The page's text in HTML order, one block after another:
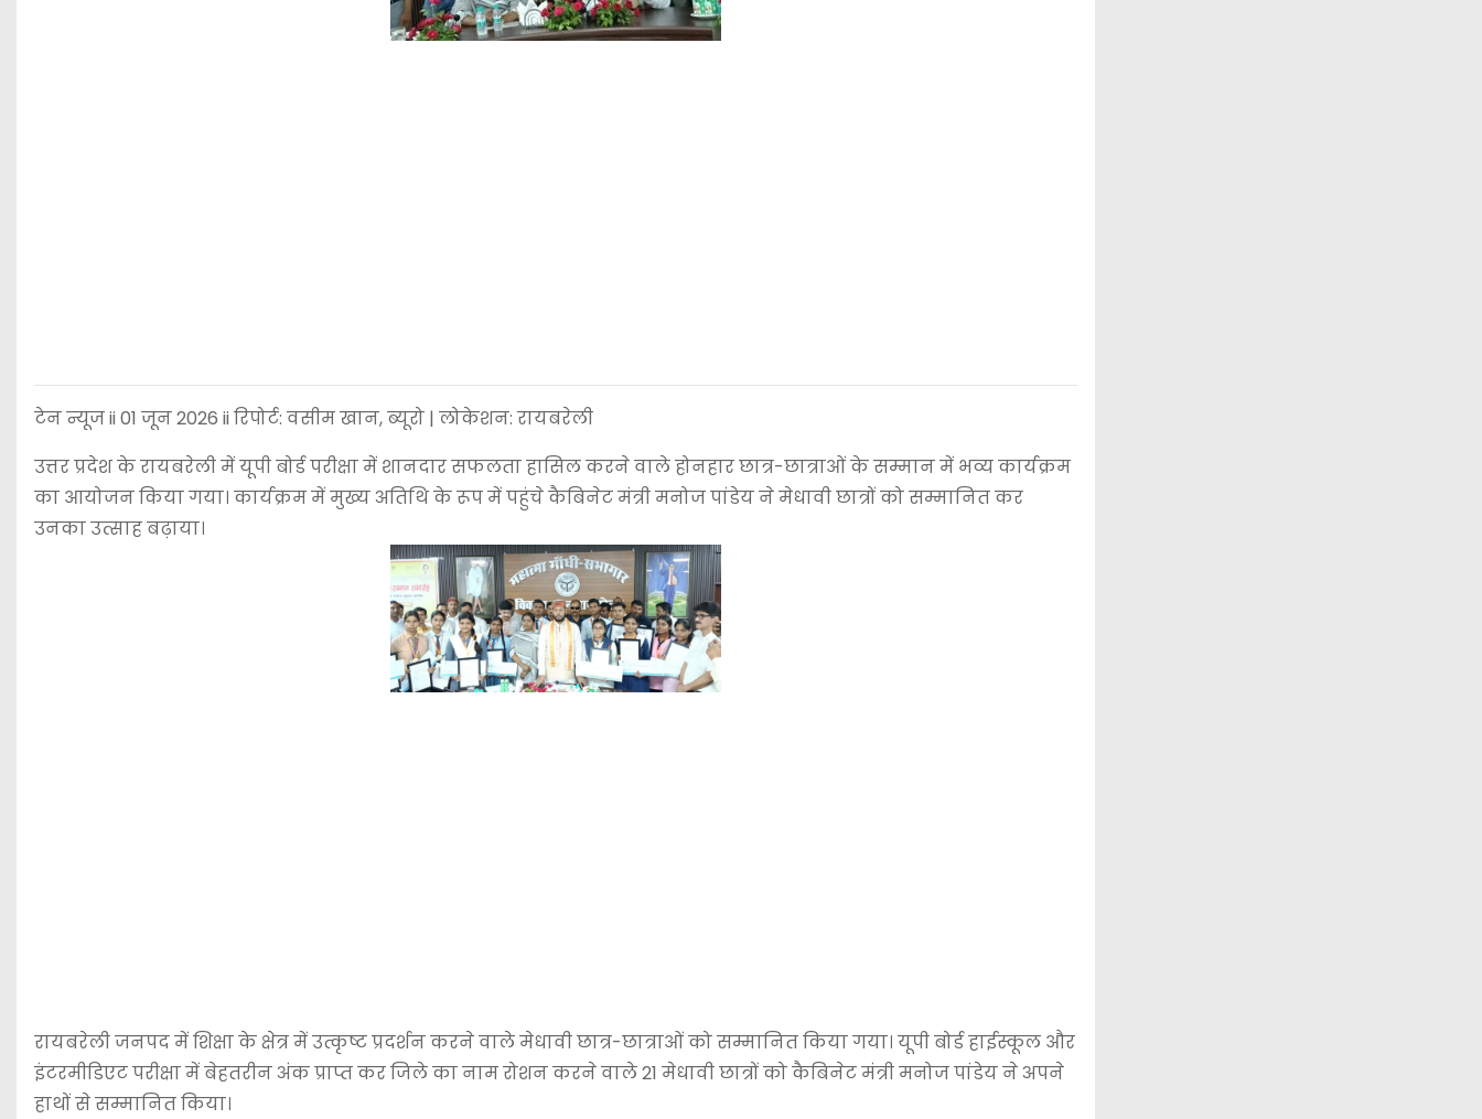
टेन न्यूज ii 01 जून 2026 ii रिपोर्ट: वसीम खान, ब्यूरो | लोकेशन: रायबरेली
उत्तर प्रदेश के रायबरेली में यूपी बोर्ड परीक्षा में शानदार सफलता हासिल करने वाले होनहार छात्र-छात्राओं के सम्मान में भव्य कार्यक्रम
का आयोजन किया गया। कार्यक्रम में मुख्य अतिथि के रूप में पहुंचे कैबिनेट मंत्री मनोज पांडेय ने मेधावी छात्रों को सम्मानित कर
उनका उत्साह बढ़ाया।
रायबरेली जनपद में शिक्षा के क्षेत्र में उत्कृष्ट प्रदर्शन करने वाले मेधावी छात्र-छात्राओं को सम्मानित किया गया। यूपी बोर्ड हाईस्कूल और
इंटरमीडिएट परीक्षा में बेहतरीन अंक प्राप्त कर जिले का नाम रोशन करने वाले 21 मेधावी छात्रों को कैबिनेट मंत्री मनोज पांडेय ने अपने
हाथों से सम्मानित किया।